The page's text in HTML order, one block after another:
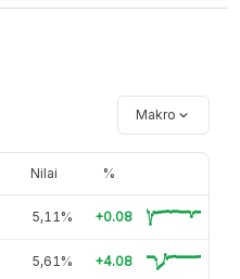
Makro
Nilai %
5,11% +0.08
5,61% +4.08